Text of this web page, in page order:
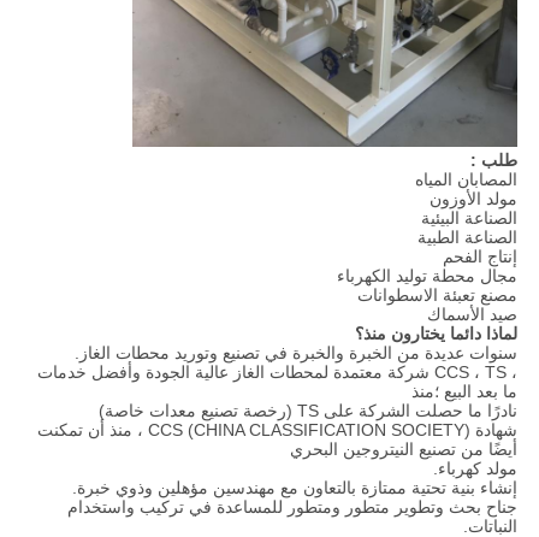
طلب :
المصابان المياه
مولد الأوزون
الصناعة البيئية
الصناعة الطبية
إنتاج الفحم
مجال محطة توليد الكهرباء
مصنع تعبئة الاسطوانات
صيد الأسماك
لماذا دائما يختارون منذ؟
سنوات عديدة من الخبرة والخبرة في تصنيع وتوريد محطات الغاز.
، CCS ، TS شركة معتمدة لمحطات الغاز عالية الجودة وأفضل خدمات
ما بعد البيع ؛منذ
نادرًا ما حصلت الشركة على TS (رخصة تصنيع معدات خاصة)
شهادة CCS (CHINA CLASSIFICATION SOCIETY) ، منذ أن تمكنت
أيضًا من تصنيع النيتروجين البحري
مولد كهرباء.
إنشاء بنية تحتية ممتازة بالتعاون مع مهندسين مؤهلين وذوي خبرة.
جناح بحث وتطوير متطور ومتطور للمساعدة في تركيب واستخدام
النباتات.